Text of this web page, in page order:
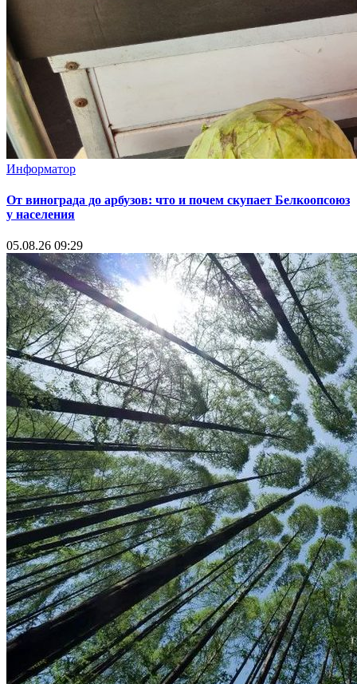
Информатор
От винограда до арбузов: что и почем скупает Белкоопсоюз
у населения
05.08.26 09:29